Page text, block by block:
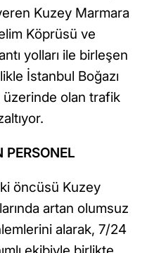
Kuzey Marmara
Köprüsü ve
yolları ile birleşen
İstanbul Boğazı
olan trafik
öncüsü Kuzey
artan olumsuz
alarak, 7/24